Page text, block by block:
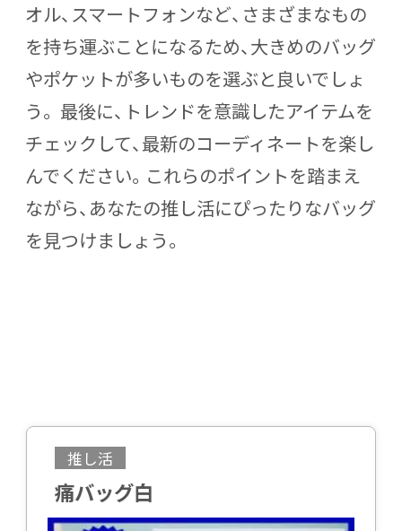
オル、スマートフォンなど、さまざまなもの
を持ち運ぶことになるため、大きめのバッグ
やポケットが多いものを選ぶと良いでしょ
う。 最後に、トレンドを意識したアイテムを
チェックして、最新のコーディネートを楽し
んでください。これらのポイントを踏まえ
ながら、あなたの推し活にぴったりなバッグ
を見つけましょう。
推し活
痛バッグ白